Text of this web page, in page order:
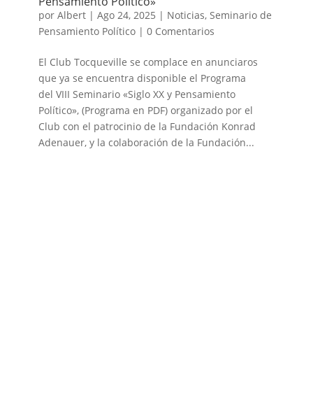
por Albert| Ago 24, 2025 | Noticias, Seminario de
Pensamiento Político| 0 Comentarios
El Club Tocqueville se complace en anunciaros
que ya se encuentra disponible el Programa
del VIII Seminario «Siglo XX y Pensamiento
Político», (Programa en PDF) organizado por el
Club con el patrocinio de la Fundación Konrad
Adenauer, y la colaboración de la Fundación...